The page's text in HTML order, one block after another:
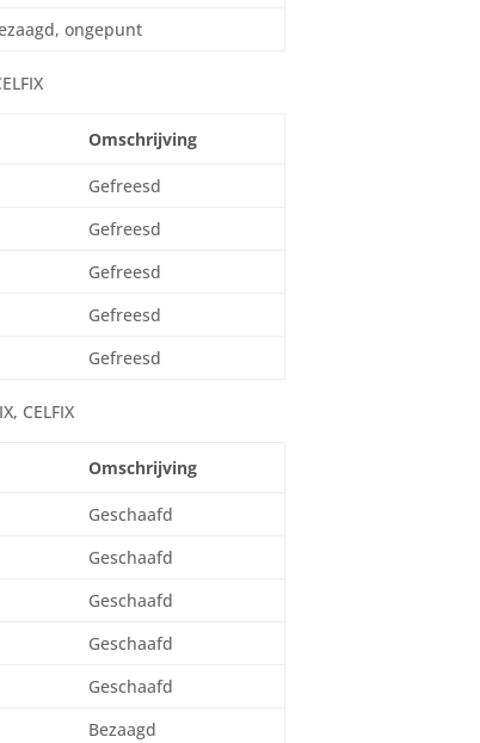
ongepunt
Omschrijving
Gefreesd
Gefreesd
Gefreesd
Gefreesd
Gefreesd
CELFIX
Omschrijving
Geschaafd
Geschaafd
Geschaafd
Geschaafd
Geschaafd
Bezaagd